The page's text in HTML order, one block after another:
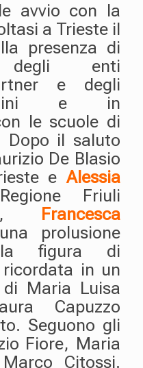
avvio con la
a Trieste il
presenza di
degli enti
e degli
e in
le scuole di
Dopo il saluto
De Blasio
e Alessia
Friuli
Francesca
prolusione
figura di
in un
Maria Luisa
Capuzzo
Seguono gli
Fiore, Maria
Citossi.